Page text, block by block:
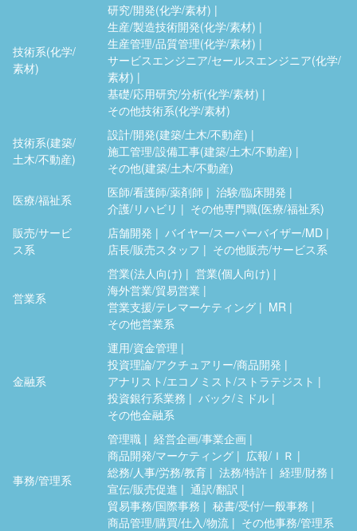
技術系(化学/
素材)
研究/開発(化学/素材)
生産/製造技術開発(化学/素材)
生産管理/品質管理(化学/素材)
サービスエンジニア/セールスエンジニア(化学/
素材)
基礎/応用研究/分析(化学/素材)
その他技術系(化学/素材)
技術系(建築/
土木/不動産)
設計/開発(建築/土木/不動産)
施工管理/設備工事(建築/土木/不動産)
その他(建築/土木/不動産)
医療/福祉系
医師/看護師/薬剤師
治験/臨床開発
介護/リハビリ
その他専門職(医療/福祉系)
販売/サービ
ス系
店舗開発
バイヤー/スーパーバイザー/MD
店長/販売スタッフ
その他販売/サービス系
営業系
営業(法人向け)
営業(個人向け)
海外営業/貿易営業
営業支援/テレマーケティング
MR
その他営業系
金融系
運用/資金管理
投資理論/アクチュアリー/商品開発
アナリスト/エコノミスト/ストラテジスト
投資銀行系業務
バック/ミドル
その他金融系
事務/管理系
管理職
経営企画/事業企画
商品開発/マーケティング
広報/ＩＲ
総務/人事/労務/教育
法務/特許
経理/財務
宣伝/販売促進
通訳/翻訳
貿易事務/国際事務
秘書/受付/一般事務
商品管理/購買/仕入/物流
その他事務/管理系